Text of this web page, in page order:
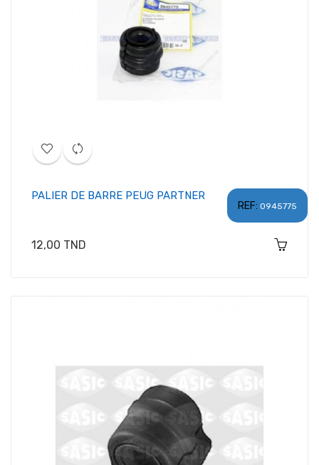
REF: 0945775
PALIER DE BARRE PEUG PARTNER
Prix
12,00 TND